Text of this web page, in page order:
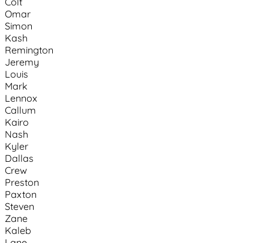
Omar
Simon
Kash
Remington
Jeremy
Louis
Mark
Lennox
Callum
Kairo
Nash
Kyler
Dallas
Crew
Preston
Paxton
Steven
Zane
Kaleb